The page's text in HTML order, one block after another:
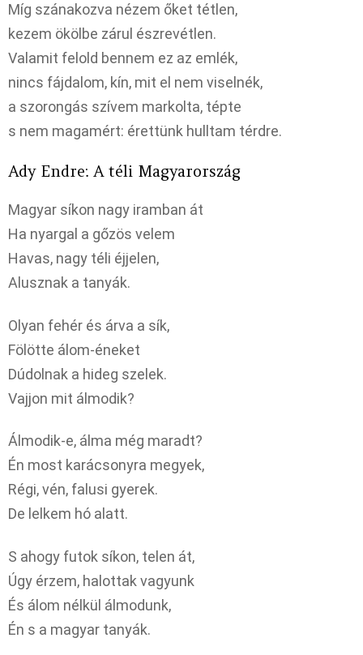
Míg szánakozva nézem őket tétlen,
kezem ökölbe zárul észrevétlen.
Valamit felold bennem ez az emlék,
nincs fájdalom, kín, mit el nem viselnék,
a szorongás szívem markolta, tépte
s nem magamért: érettünk hulltam térdre.
Ady Endre: A téli Magyarország
Magyar síkon nagy iramban át
Ha nyargal a gőzös velem
Havas, nagy téli éjjelen,
Alusznak a tanyák.
Olyan fehér és árva a sík,
Fölötte álom-éneket
Dúdolnak a hideg szelek.
Vajjon mit álmodik?
Álmodik-e, álma még maradt?
Én most karácsonyra megyek,
Régi, vén, falusi gyerek.
De lelkem hó alatt.
S ahogy futok síkon, telen át,
Úgy érzem, halottak vagyunk
És álom nélkül álmodunk,
Én s a magyar tanyák.